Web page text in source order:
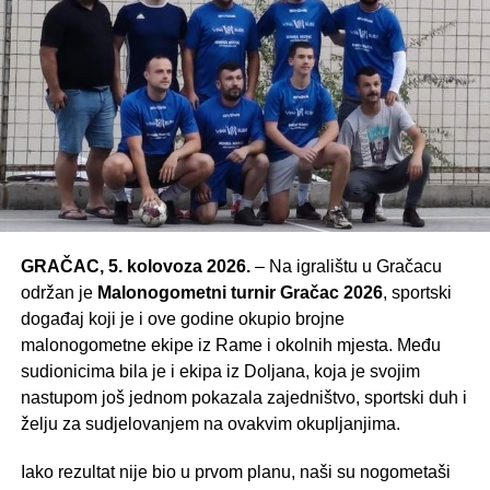
GRAČAC, 5. kolovoza 2026.– Na igralištu u Gračacu
održan je Malonogometni turnir Gračac 2026, sportski
događaj koji je i ove godine okupio brojne
malonogometne ekipe iz Rame i okolnih mjesta. Među
sudionicima bila je i ekipa iz Doljana, koja je svojim
nastupom još jednom pokazala zajedništvo, sportski duh i
želju za sudjelovanjem na ovakvim okupljanjima.
Iako rezultat nije bio u prvom planu, naši su nogometaši